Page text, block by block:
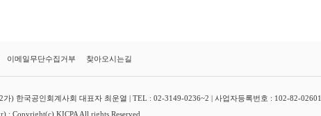
이메일무단수집거부 찾아오시는길
) 한국공인회계사회 대표자 최운열 | TEL : 02-3149-0236~2 | 사업자등록번호 : 102-82-02601
: Copyright(c) KICPA All rights Reserved.